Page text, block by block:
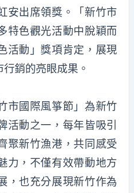
安出席領獎。「新竹市
特色觀光活動中脫穎而
活動」獎項肯定，展現
銷的亮眼成果。
市國際風箏節」為新竹
活動之一，每年皆吸引
聚新竹漁港，共同感受
力，不僅有效帶動地方
，也充分展現新竹作為